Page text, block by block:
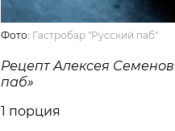
Фото: Гастробар "Русский паб"
Рецепт Алексея
паб»
1 порция